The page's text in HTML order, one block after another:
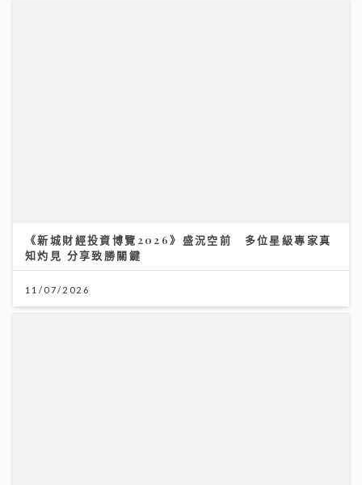
《新城財經投資博覽2026》盛況空前 多位星級專家真
知灼見 分享致勝關鍵
11/07/2026